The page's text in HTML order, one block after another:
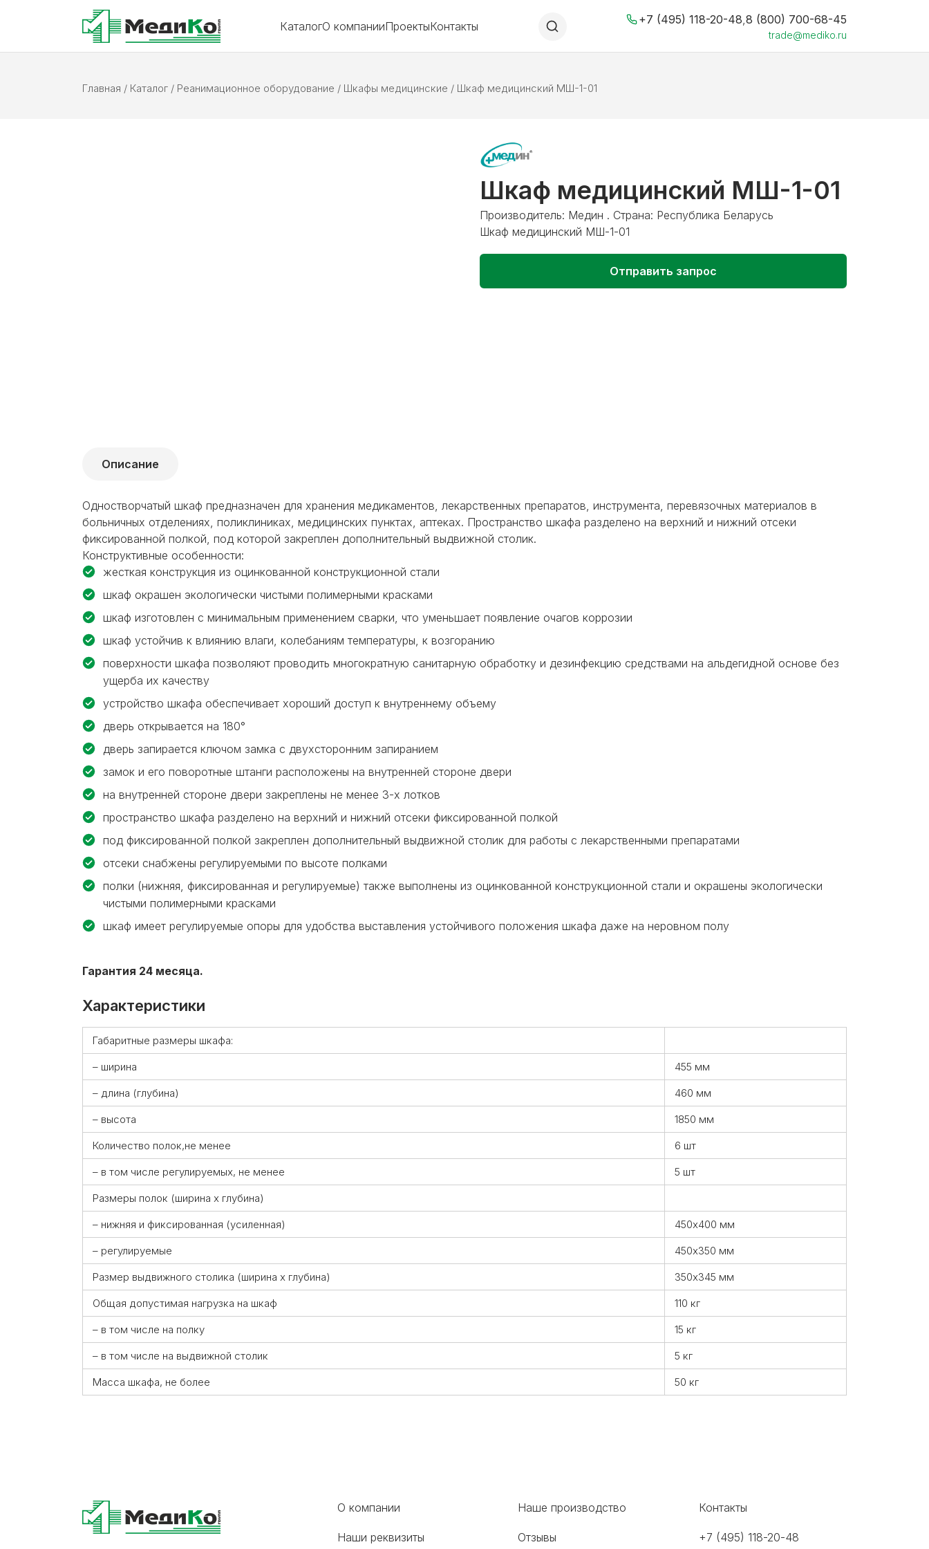
КаталогО компанииПроектыКонтакты
+7 (495) 118-20-48 8 (800) 700-68-45
trade@mediko.ru
Главная / Каталог / Реанимационное оборудование / Шкафы медицинские / Шкаф медицинский МШ-1-01
Шкаф медицинский МШ-1-01
Производитель: Медин . Страна: Республика Беларусь
Шкаф медицинский МШ-1-01
Отправить запрос
Описание
Одностворчатый шкаф предназначен для хранения медикаментов, лекарственных препаратов, инструмента, перевязочных материалов в
больничных отделениях, поликлиниках, медицинских пунктах, аптеках. Пространство шкафа разделено на верхний и нижний отсеки
фиксированной полкой, под которой закреплен дополнительный выдвижной столик.
Конструктивные особенности:
жесткая конструкция из оцинкованной конструкционной стали
шкаф окрашен экологически чистыми полимерными красками
шкаф изготовлен с минимальным применением сварки, что уменьшает появление очагов коррозии
шкаф устойчив к влиянию влаги, колебаниям температуры, к возгоранию
поверхности шкафа позволяют проводить многократную санитарную обработку и дезинфекцию средствами на альдегидной основе без
ущерба их качеству
устройство шкафа обеспечивает хороший доступ к внутреннему объему
дверь открывается на 180°
дверь запирается ключом замка с двухсторонним запиранием
замок и его поворотные штанги расположены на внутренней стороне двери
на внутренней стороне двери закреплены не менее 3-х лотков
пространство шкафа разделено на верхний и нижний отсеки фиксированной полкой
под фиксированной полкой закреплен дополнительный выдвижной столик для работы с лекарственными препаратами
отсеки снабжены регулируемыми по высоте полками
полки (нижняя, фиксированная и регулируемые) также выполнены из оцинкованной конструкционной стали и окрашены экологически
чистыми полимерными красками
шкаф имеет регулируемые опоры для удобства выставления устойчивого положения шкафа даже на неровном полу
Гарантия 24 месяца.
Характеристики
Габаритные размеры шкафа:
– ширина
455 мм
– длина (глубина)
460 мм
– высота
1850 мм
Количество полок,не менее
6 шт
– в том числе регулируемых, не менее
5 шт
Размеры полок (ширина х глубина)
– нижняя и фиксированная (усиленная)
450х400 мм
– регулируемые
450х350 мм
Размер выдвижного столика (ширина х глубина)
350х345 мм
Общая допустимая нагрузка на шкаф
110 кг
– в том числе на полку
15 кг
– в том числе на выдвижной столик
5 кг
Масса шкафа, не более
50 кг
О компании
Наши реквизиты
Наше производство
Отзывы
Контакты
+7 (495) 118-20-48